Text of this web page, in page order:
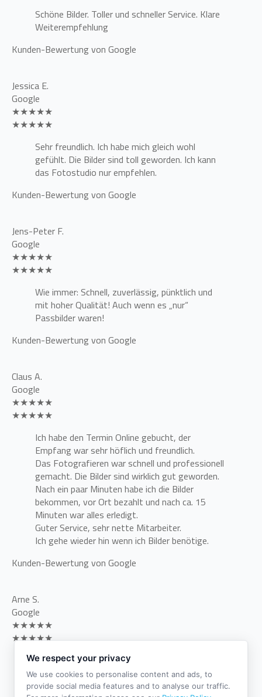
Schöne Bilder. Toller und schneller Service. Klare
Weiterempfehlung
Kunden-Bewertung von Google
Jessica E.
Google
★★★★★
★★★★★
Sehr freundlich. Ich habe mich gleich wohl
gefühlt. Die Bilder sind toll geworden. Ich kann
das Fotostudio nur empfehlen.
Kunden-Bewertung von Google
Jens-Peter F.
Google
★★★★★
★★★★★
Wie immer: Schnell, zuverlässig, pünktlich und
mit hoher Qualität! Auch wenn es „nur“
Passbilder waren!
Kunden-Bewertung von Google
Claus A.
Google
★★★★★
★★★★★
Ich habe den Termin Online gebucht, der
Empfang war sehr höflich und freundlich.
Das Fotografieren war schnell und professionell
gemacht. Die Bilder sind wirklich gut geworden.
Nach ein paar Minuten habe ich die Bilder
bekommen, vor Ort bezahlt und nach ca. 15
Minuten war alles erledigt.
Guter Service, sehr nette Mitarbeiter.
Ich gehe wieder hin wenn ich Bilder benötige.
Kunden-Bewertung von Google
Arne S.
Google
★★★★★
★★★★★
Sehr angenehmes und professionelles Business-
Shooting in freundlicher, guter Atmosphäre. Die
Ergebnisse sind top!
We respect your privacy
We use cookies to personalise content and ads, to
provide social media features and to analyse our traffic.